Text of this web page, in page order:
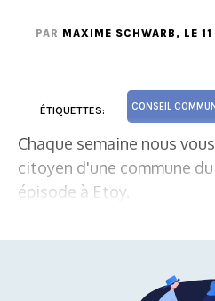
PAR MAXIME SCHWARB , LE
ÉTIQUETTES: CONSEIL
Chaque semaine nous
citoyen d'une commune
épisode à Etoy.